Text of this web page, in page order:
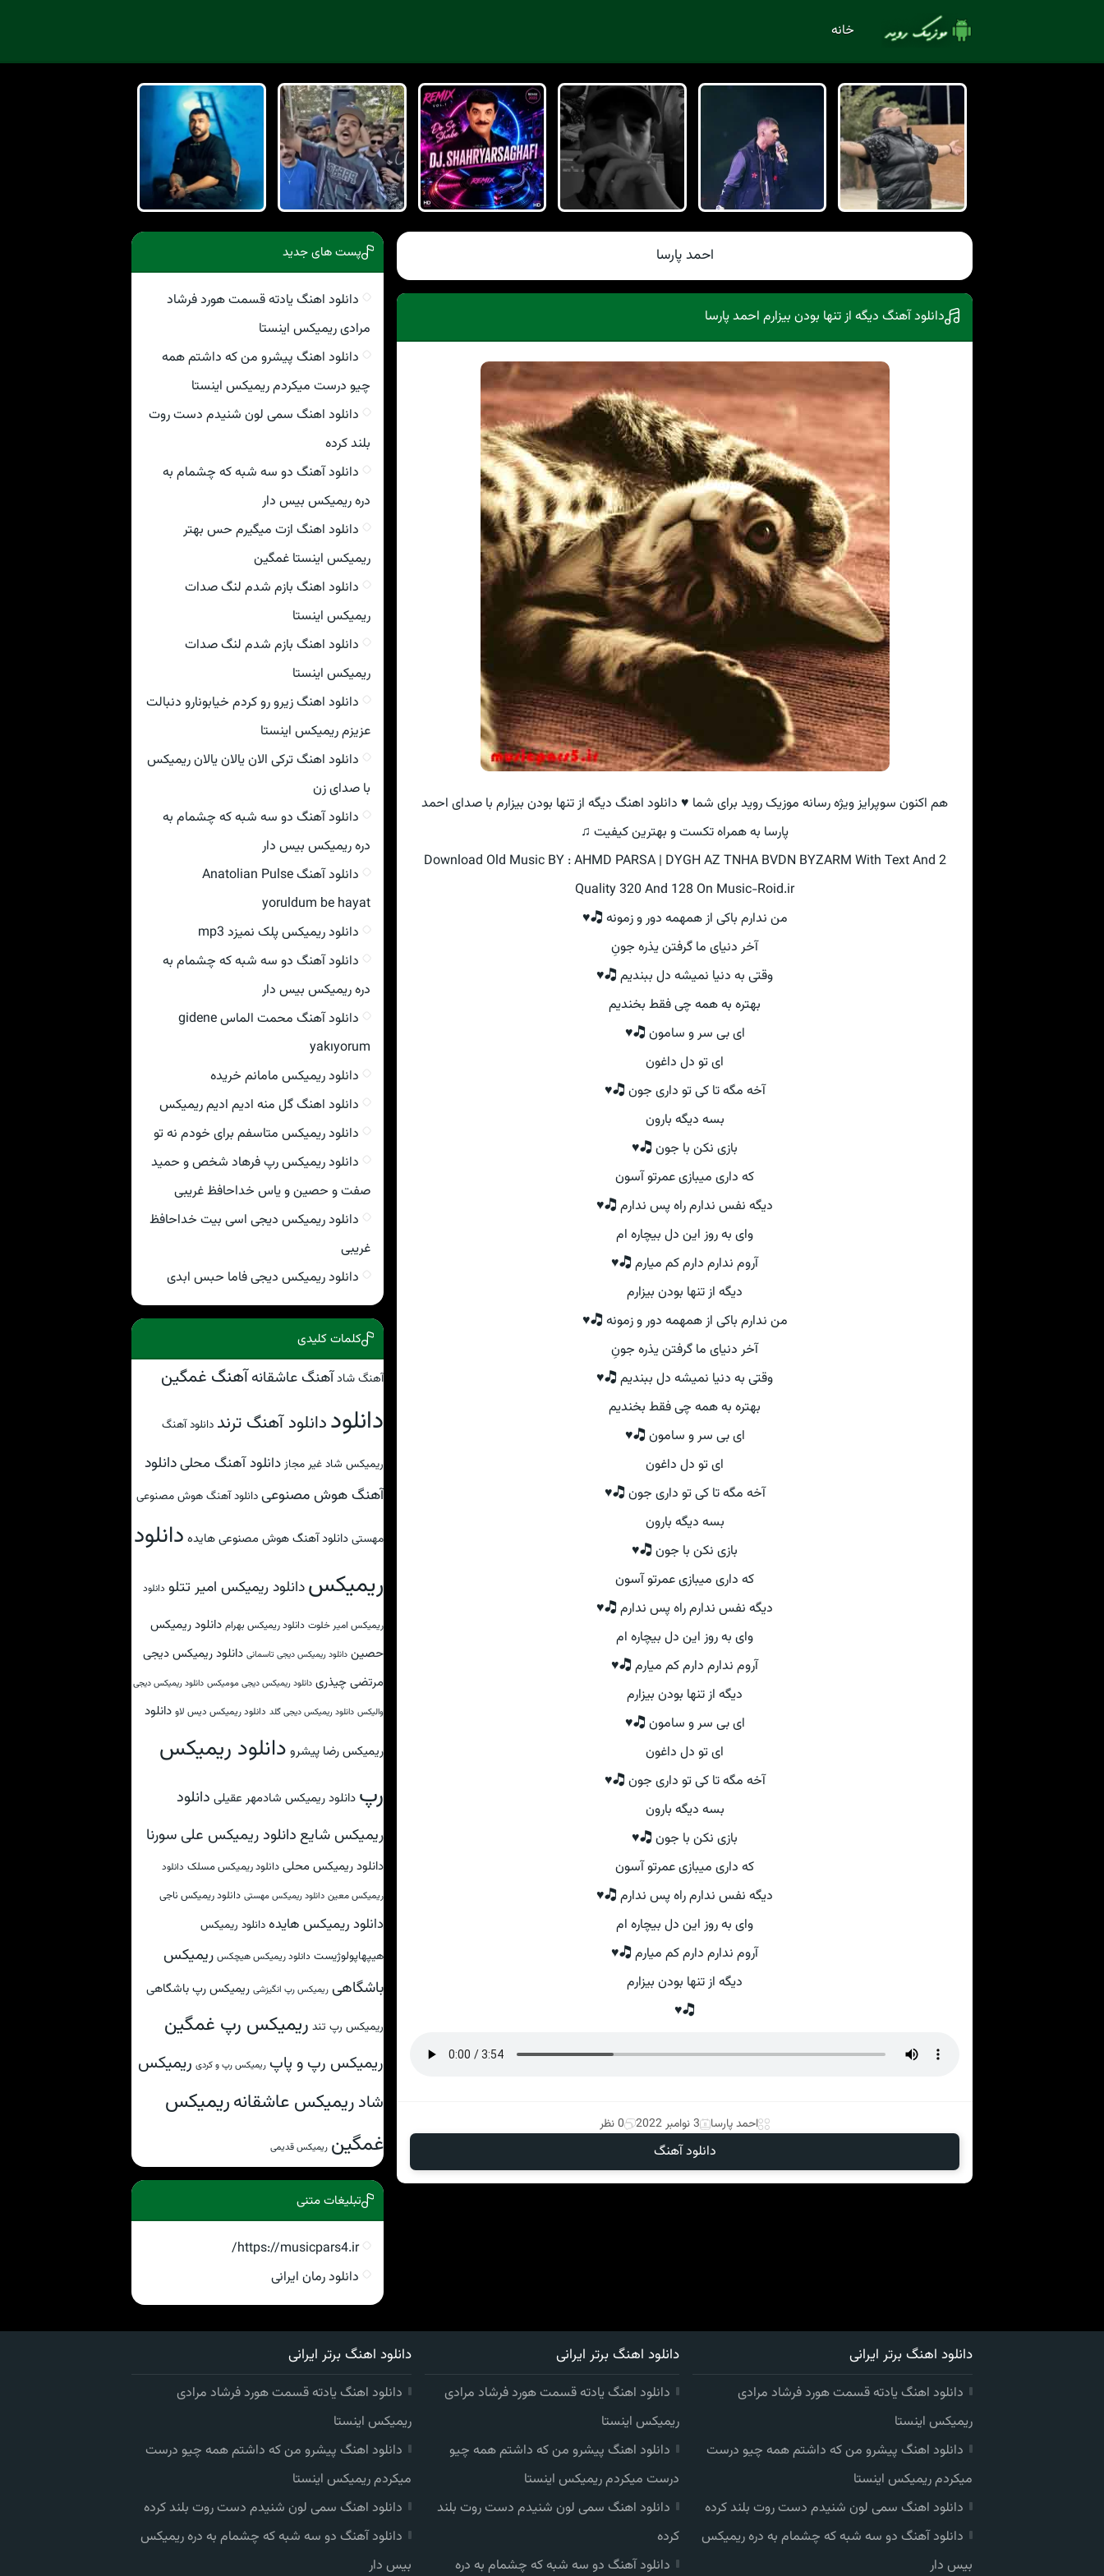
خانه
احمد پارسا
دانلود آهنگ دیگه از تنها بودن بیزارم احمد پارسا
هم اکنون سوپرایز ویژه رسانه موزیک روید برای شما ♥ دانلود اهنگ دیگه از تنها بودن بیزارم با صدای احمد
پارسا به همراه تکست و بهترین کیفیت ♫
Download Old Music BY : AHMD PARSA | DYGH AZ TNHA BVDN BYZARM With Text And 2
Quality 320 And 128 On Music-Roid.ir
من ندارم باکی از همهمه دور و زمونه 🎝♥
آخر دنیای ما گرفتن یذره جونِ
وقتی به دنیا نمیشه دل ببندیم 🎝♥
بهتره به همه چی فقط بخندیم
ای بی سر و سامون 🎝♥
ای تو دل داغون
آخه مگه تا کی تو داری جون 🎝♥
بسه دیگه بارون
بازی نکن با جون 🎝♥
که داری میبازی عمرتو آسون
دیگه نفس ندارم راه پس ندارم 🎝♥
وای به روز این دل بیچاره ام
آروم ندارم دارم کم میارم 🎝♥
دیگه از تنها بودن بیزارم
من ندارم باکی از همهمه دور و زمونه 🎝♥
آخر دنیای ما گرفتن یذره جونِ
وقتی به دنیا نمیشه دل ببندیم 🎝♥
بهتره به همه چی فقط بخندیم
ای بی سر و سامون 🎝♥
ای تو دل داغون
آخه مگه تا کی تو داری جون 🎝♥
بسه دیگه بارون
بازی نکن با جون 🎝♥
که داری میبازی عمرتو آسون
دیگه نفس ندارم راه پس ندارم 🎝♥
وای به روز این دل بیچاره ام
آروم ندارم دارم کم میارم 🎝♥
دیگه از تنها بودن بیزارم
ای بی سر و سامون 🎝♥
ای تو دل داغون
آخه مگه تا کی تو داری جون 🎝♥
بسه دیگه بارون
بازی نکن با جون 🎝♥
که داری میبازی عمرتو آسون
دیگه نفس ندارم راه پس ندارم 🎝♥
وای به روز این دل بیچاره ام
آروم ندارم دارم کم میارم 🎝♥
دیگه از تنها بودن بیزارم
🎝♥
احمد پارسا 3 نوامبر 2022 0 نظر
دانلود آهنگ
پست های جدید
دانلود اهنگ یادته قسمت هورد فرشاد
مرادی ریمیکس اینستا
دانلود اهنگ پیشرو من که داشتم همه
چیو درست میکردم ریمیکس اینستا
دانلود اهنگ سمی لون شنیدم دست روت
بلند کرده
دانلود آهنگ دو سه شبه که چشمام به
دره ریمیکس بیس دار
دانلود اهنگ ازت میگیرم حس بهتر
ریمیکس اینستا غمگین
دانلود اهنگ بازم شدم لنگ صدات
ریمیکس اینستا
دانلود اهنگ بازم شدم لنگ صدات
ریمیکس اینستا
دانلود اهنگ زیرو رو کردم خیابونارو دنبالت
عزیزم ریمیکس اینستا
دانلود اهنگ ترکی الان یالان یالان ریمیکس
با صدای زن
دانلود آهنگ دو سه شبه که چشمام به
دره ریمیکس بیس دار
دانلود آهنگ Anatolian Pulse
yoruldum be hayat
دانلود ریمیکس پلک نمیزد mp3
دانلود آهنگ دو سه شبه که چشمام به
دره ریمیکس بیس دار
دانلود آهنگ محمت الماس gidene
yakıyorum
دانلود ریمیکس مامانم خریده
دانلود اهنگ گل منه ادیم ادیم ریمیکس
دانلود ریمیکس متاسفم برای خودم نه تو
دانلود ریمیکس رپ فرهاد شخص و حمید
صفت و حصین و یاس خداحافظ غریبی
دانلود ریمیکس دیجی اسی بیت خداحافظ
غریبی
دانلود ریمیکس دیجی فاما حبس ابدی
کلمات کلیدی
آهنگ شادآهنگ عاشقانهآهنگ غمگین
دانلوددانلود آهنگ ترند دانلود آهنگ
ریمیکس شاد غیر مجاز دانلود آهنگ محلیدانلود
آهنگ هوش مصنوعی دانلود آهنگ هوش مصنوعی
مهستی دانلود آهنگ هوش مصنوعی هایده دانلود
ریمیکسدانلود ریمیکس امیر تتلو دانلود
ریمیکس امیر خلوت دانلود ریمیکس بهرام دانلود ریمیکس
حصین دانلود ریمیکس دیجی تاسمانی دانلود ریمیکس دیجی
مرتضی چیذری دانلود ریمیکس دیجی مومیکس دانلود ریمیکس دیجی
والیکس دانلود ریمیکس دیجی گلد دانلود ریمیکس دیس لاو دانلود
ریمیکس رضا پیشرو دانلود ریمیکس
رپ دانلود ریمیکس شادمهر عقیلی دانلود
ریمیکس شایع دانلود ریمیکس علی سورنا
دانلود ریمیکس محلی دانلود ریمیکس مسلک دانلود
ریمیکس معین دانلود ریمیکس مهستی دانلود ریمیکس ناجی
دانلود ریمیکس هایده دانلود ریمیکس
هیپهاپولوژیست دانلود ریمیکس هیچکس ریمیکس
باشگاهی ریمیکس رپ انگیزشی ریمیکس رپ باشگاهی
ریمیکس رپ تند ریمیکس رپ غمگین
ریمیکس رپ و پاپ ریمیکس رپ و کردی ریمیکس
شادریمیکس عاشقانهریمیکس
غمگین ریمیکس قدیمی
تبلیغات متنی
https://musicpars4.ir/
دانلود رمان ایرانی
دانلود اهنگ برتر ایرانی
دانلود اهنگ یادته قسمت هورد فرشاد مرادی
ریمیکس اینستا
دانلود اهنگ پیشرو من که داشتم همه چیو درست
میکردم ریمیکس اینستا
دانلود اهنگ سمی لون شنیدم دست روت بلند کرده
دانلود آهنگ دو سه شبه که چشمام به دره ریمیکس
بیس دار
دانلود اهنگ برتر ایرانی
دانلود اهنگ یادته قسمت هورد فرشاد مرادی
ریمیکس اینستا
دانلود اهنگ پیشرو من که داشتم همه چیو
درست میکردم ریمیکس اینستا
دانلود اهنگ سمی لون شنیدم دست روت بلند
کرده
دانلود آهنگ دو سه شبه که چشمام به دره
دانلود اهنگ برتر ایرانی
دانلود اهنگ یادته قسمت هورد فرشاد مرادی
ریمیکس اینستا
دانلود اهنگ پیشرو من که داشتم همه چیو درست
میکردم ریمیکس اینستا
دانلود اهنگ سمی لون شنیدم دست روت بلند کرده
دانلود آهنگ دو سه شبه که چشمام به دره ریمیکس
بیس دار